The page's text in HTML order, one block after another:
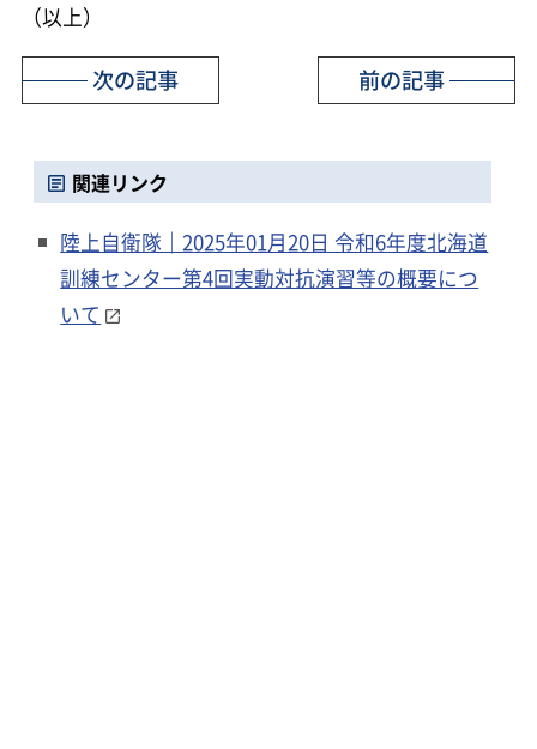
（以上）
前の記事
次の記事
関連リンク
陸上自衛隊｜2025年01月20日 令和6年度北海道
訓練センター第4回実動対抗演習等の概要につ
いて